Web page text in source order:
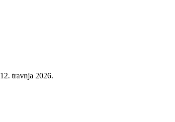
12. travnja 2026.